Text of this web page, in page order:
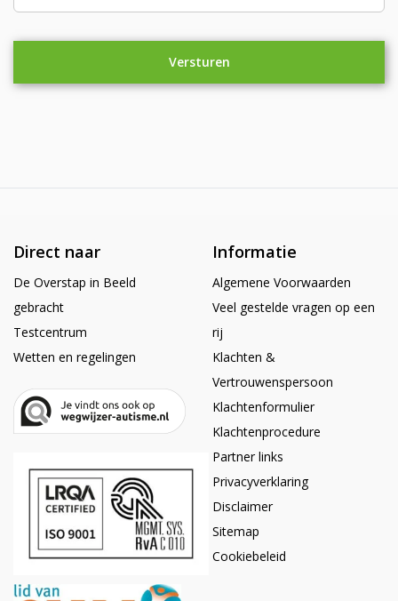
Direct naar
De Overstap in Beeld
gebracht
Testcentrum
Wetten en regelingen
Informatie
Algemene Voorwaarden
Veel gestelde vragen op een
rij
Klachten &
Vertrouwenspersoon
Klachtenformulier
Klachtenprocedure
Partner links
Privacyverklaring
Disclaimer
Sitemap
Cookiebeleid